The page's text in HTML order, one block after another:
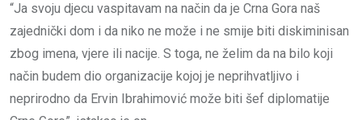
“Ja svoju djecu vaspitavam na način da je Crna Gora naš
zajednički dom i da niko ne može i ne smije biti diskiminisan
zbog imena, vjere ili nacije. S toga, ne želim da na bilo koji
način budem dio organizacije kojoj je neprihvatljivo i
neprirodno da Ervin Ibrahimović može biti šef diplomatije